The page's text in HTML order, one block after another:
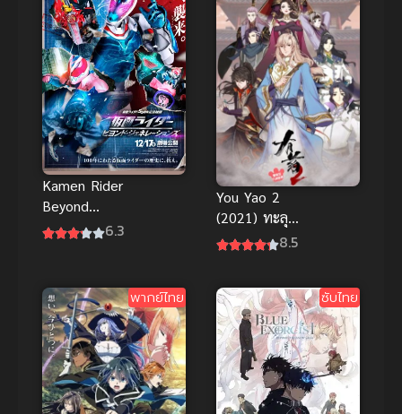
Kamen Rider
Beyond
Generations
ไลน์
6.3
You Yao 2
(2021) ทะลุ
มิติพิชิตบัลลังก์
8.5
พากย์ไทย ซับไทย